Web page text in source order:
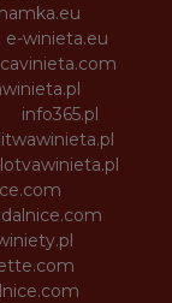
e-winieta.eu
info365.pl
litwawinieta.pl
lotvawinieta.pl